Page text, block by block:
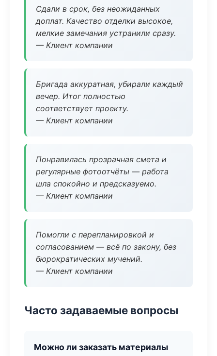
Сдали в срок, без неожиданных
доплат. Качество отделки высокое,
мелкие замечания устранили сразу.
— Клиент компании
Бригада аккуратная, убирали каждый
вечер. Итог полностью
соответствует проекту.
— Клиент компании
Понравилась прозрачная смета и
регулярные фотоотчёты — работа
шла спокойно и предсказуемо.
— Клиент компании
Помогли с перепланировкой и
согласованием — всё по закону, без
бюрократических мучений.
— Клиент компании
Часто задаваемые вопросы
Можно ли заказать материалы